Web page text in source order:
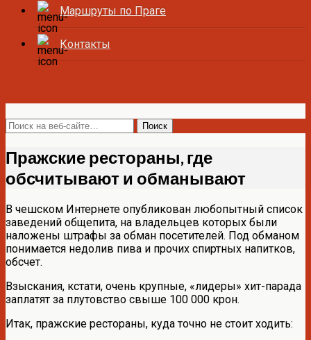
Маршруты по Праге
Контакты
Пражские рестораны, где
обсчитывают и обманывают
В чешском Интернете опубликован любопытный список
заведений общепита, на владельцев которых были
наложены штрафы за обман посетителей. Под обманом
понимается недолив пива и прочих спиртных напитков,
обсчет.
Взыскания, кстати, очень крупные, «лидеры» хит-парада
заплатят за плутовство свыше 100 000 крон.
Итак, пражские рестораны, куда точно не стоит ходить: